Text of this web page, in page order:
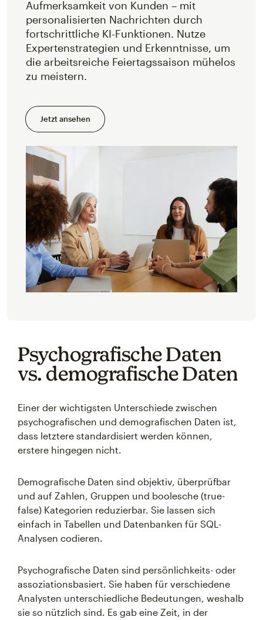
Aufmerksamkeit von Kunden – mit
personalisierten Nachrichten durch
fortschrittliche KI-Funktionen. Nutze
Expertenstrategien und Erkenntnisse, um
die arbeitsreiche Feiertagssaison mühelos
zu meistern.
Jetzt ansehen
Psychografische Daten
vs. demografische Daten
Einer der wichtigsten Unterschiede zwischen
psychografischen und demografischen Daten ist,
dass letztere standardisiert werden können,
erstere hingegen nicht.
Demografische Daten sind objektiv, überprüfbar
und auf Zahlen, Gruppen und boolesche (true-
false) Kategorien reduzierbar. Sie lassen sich
einfach in Tabellen und Datenbanken für SQL-
Analysen codieren.
Psychografische Daten sind persönlichkeits- oder
assoziationsbasiert. Sie haben für verschiedene
Analysten unterschiedliche Bedeutungen, weshalb
sie so nützlich sind. Es gab eine Zeit, in der